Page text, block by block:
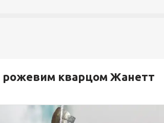
рожевим кварцом Жанетт